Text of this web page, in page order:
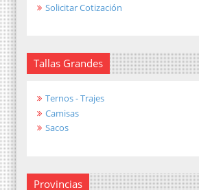
Solicitar Cotización
Tallas Grandes
Ternos - Trajes
Camisas
Sacos
Provincias